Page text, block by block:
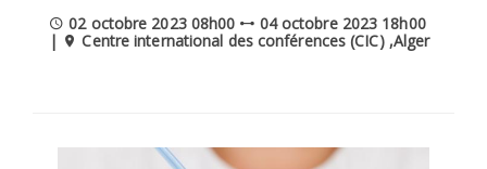
SÉLECTIONNEZ UNE CATÉGORIE
02 octobre 2023 08h00
04 octobre 2023 18h00
|
Centre international des conférences (CIC) ,Alger